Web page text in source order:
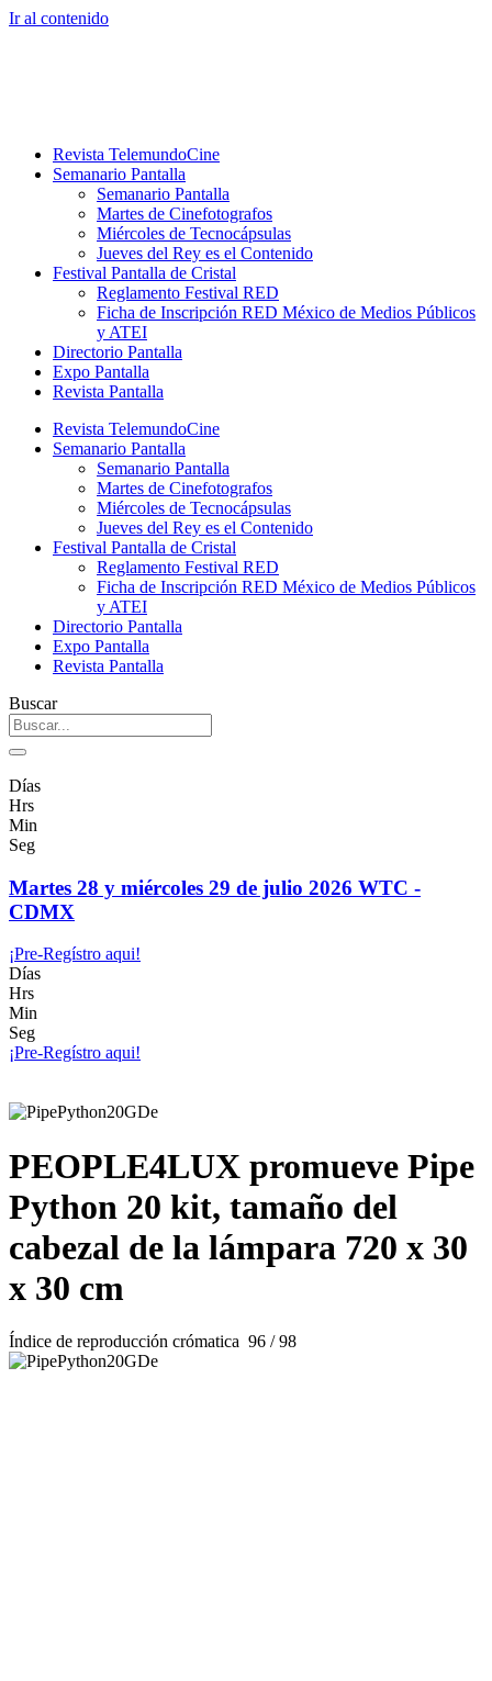
Ir al contenido
Revista TelemundoCine
Semanario Pantalla
Semanario Pantalla
Martes de Cinefotografos
Miércoles de Tecnocápsulas
Jueves del Rey es el Contenido
Festival Pantalla de Cristal
Reglamento Festival RED
Ficha de Inscripción RED México de Medios Públicos
y ATEI
Directorio Pantalla
Expo Pantalla
Revista Pantalla
Revista TelemundoCine
Semanario Pantalla
Semanario Pantalla
Martes de Cinefotografos
Miércoles de Tecnocápsulas
Jueves del Rey es el Contenido
Festival Pantalla de Cristal
Reglamento Festival RED
Ficha de Inscripción RED México de Medios Públicos
y ATEI
Directorio Pantalla
Expo Pantalla
Revista Pantalla
Buscar
Días
Hrs
Min
Seg
Martes 28 y miércoles 29 de julio 2026 WTC -
CDMX
¡Pre-Regístro aqui!
Días
Hrs
Min
Seg
¡Pre-Regístro aqui!
PEOPLE4LUX promueve Pipe
Python 20 kit, tamaño del
cabezal de la lámpara 720 x 30
x 30 cm
Índice de reproducción crómatica 96 / 98